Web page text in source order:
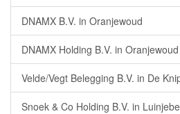
DNAMX B.V. in Oranjewoud
DNAMX Holding B.V. in Oranjewoud
Velde/Vegt Belegging B.V. in De
Snoek & Co Holding B.V. in